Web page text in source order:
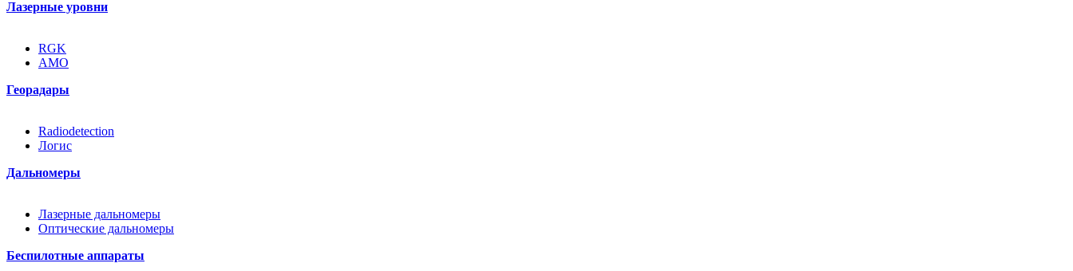
Лазерные уровни
RGK
AMO
Георадары
Radiodetection
Логис
Дальномеры
Лазерные дальномеры
Оптические дальномеры
Беспилотные аппараты